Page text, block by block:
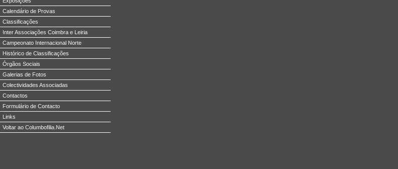
Calendário de Provas
Classificações
Inter Associações Coimbra e Leiria
Campeonato Internacional Norte
Histórico de Classificações
Órgãos Sociais
Galerias de Fotos
Colectividades Associadas
Contactos
Formulário de Contacto
Links
Voltar ao Columbofilia.Net